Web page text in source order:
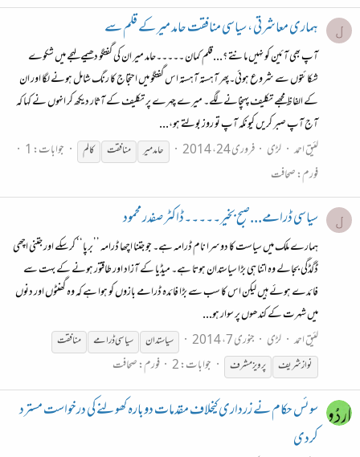
ل ہماری معاشرتی ، سیاسی منافقت حامد میر کے قلم سے
آپ بھی آئین کو نہیں مانتے ؟...قلم کمان ۔۔۔۔۔حامد میر ان کی گفتگو دھیمے لہجے میں شکوے
شکائتوں سے شروع ہوئی۔پھر آہستہ آہستہ اس گفتگو میں احتجاج کا رنگ شامل ہونے لگا اور ان
کے الفاظ مجھے تکلیف پہنچانے لگے۔ میرے چہرے پر تکلیف کے آثار دیکھ کر انہوں نے کہا کہ
آج آپ صبر کریں کیونکہ آپ تو روز بولتے ہو،...
لئیق احمد لڑی فروری 24، 2014 حامد میر منافقت کالم
جوابات: 1
فورم:صحافت
ل سیاسی ڈرامے...صبح بخیر۔۔۔۔۔ڈاکٹر صفدر محمود
ہمارے ملک میں سیاست کا دوسرا نام ڈرامہ ہے۔ جو جتنا اچھا ڈرامہ ’’برپا‘‘ کرسکے اور جتنی اچھی
ڈگڈگی بجالے وہ اتنا ہی بڑا سیاستدان ہوتا ہے۔ میڈیا کے آزاد اور طاقتور ہونے کے بہت سے
فائدے ہوئے ہیں لیکن اس کا سب سے بڑا فائدہ ڈرامے بازوں کو ہوا ہے کہ وہ گھنٹوں اور دنوں
میں شہرت کے کندھوں پر سوار ہو...
لئیق احمد لڑی جنوری 7، 2014 سیاستدان سیاسی ڈرامے
منافقت
نوازشریف
پرویز مشرف جوابات: 2 فورم:صحافت
سوئس حکام نے زرداری کیخلاف مقدمات دوبارہ کھولنے کی درخواست مسترد
کردی